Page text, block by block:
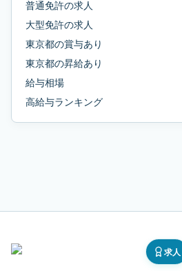
普通免許の求人
大型免許の求人
東京都の賞与あり
東京都の昇給あり
給与相場
高給与ランキング
求人